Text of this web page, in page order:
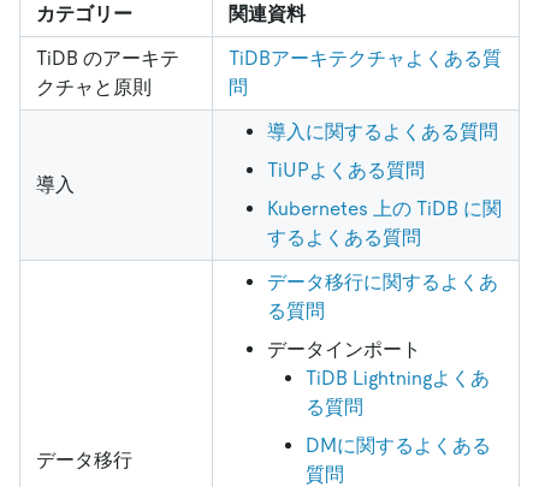
カテゴリー
関連資料
TiDB のアーキテ
クチャと原則
TiDBアーキテクチャよくある質
問
導入
導入に関するよくある質問
TiUPよくある質問
Kubernetes 上の TiDB に関
するよくある質問
データ移行
データ移行に関するよくあ
る質問
データインポート
TiDB Lightningよくあ
る質問
DMに関するよくある
質問